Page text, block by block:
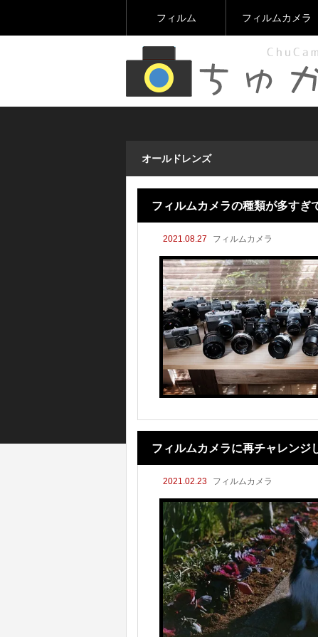
フィルム フィルムカメラ
オールドレンズ
フィルムカメラの種類が多すぎ
2021.08.27 フィルムカメラ
フィルムカメラに再チャレンジ
2021.02.23 フィルムカメラ